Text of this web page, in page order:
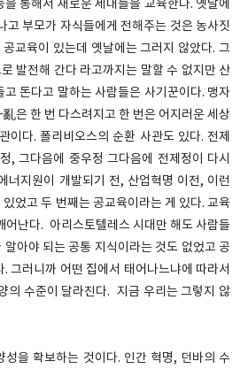
통해서 새로운 세대들을 교육한다. 옛날에
고 부모가 자식들에게 전해주는 것은 농사짓
교육이 있는데 옛날에는 그러지 않았다. 그
발전해 간다 라고까지는 말할 수 없지만 산
돈다고 말하는 사람들은 사기꾼이다. 맹자
은 한 번 다스려지고 한 번은 어지러운 세상
이다. 폴리비오스의 순환 사관도 있다. 전제
, 그다음에 중우정 그다음에 전제정이 다시
너지원이 개발되기 전, 산업혁명 이전, 이런
었고 두 번째는 공교육이라는 게 있다. 교육
어난다. 아리스토텔레스 시대만 해도 사람들
알아야 되는 공통 지식이라는 것도 없었고 공
그러니까 어떤 집에서 태어나느냐에 따라서
의 수준이 달라진다. 지금 우리는 그렇지 않
성을 확보하는 것이다. 인간 혁명, 던바의 수